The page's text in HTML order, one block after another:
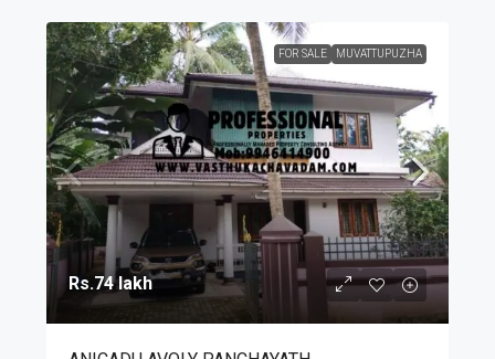
FOR SALE MUVATTUPUZHA
Rs.74 lakh